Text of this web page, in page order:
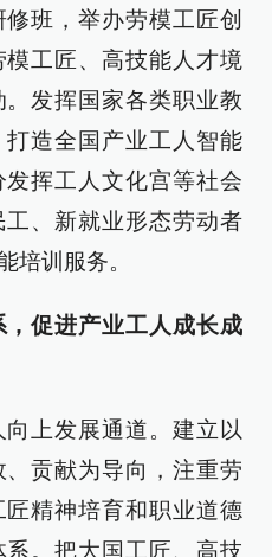
班，举办劳模工匠创
工匠、高技能人才境
发挥国家各类职业教
造全国产业工人智能
挥工人文化宫等社会
、新就业形态劳动者
培训服务。
促进产业工人成长成
向上发展通道。建立以
贡献为导向，注重劳
精神培育和职业道德
。把大国工匠、高技